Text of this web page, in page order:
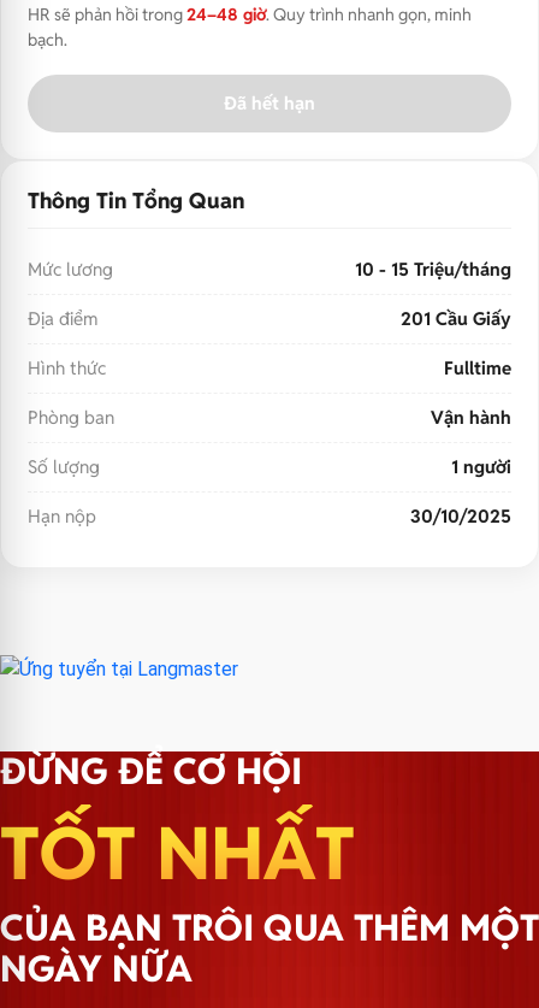
HR sẽ phản hồi trong24–48 giờ. Quy trình nhanh gọn, minh
bạch.
Đã hết hạn
Thông Tin Tổng Quan
Mức lương 10 - 15 Triệu/tháng
Địa điểm 201 Cầu Giấy
Hình thức Fulltime
Phòng ban Vận hành
Số lượng 1 người
Hạn nộp 30/10/2025
ĐỪNG ĐỂ CƠ HỘI
TỐT NHẤT
CỦA BẠN TRÔI QUA THÊM MỘT
NGÀY NỮA